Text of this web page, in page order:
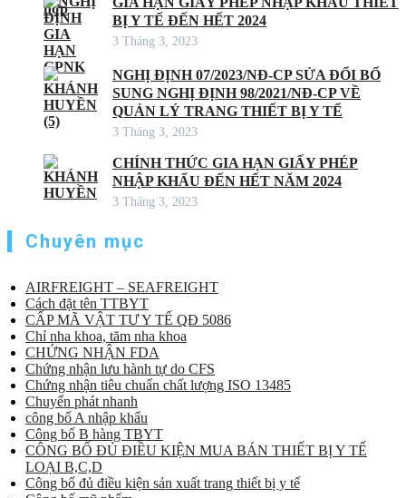
BỊ Y TẾ ĐẾN HẾT 2024
3 Tháng 3, 2023
NGHỊ ĐỊNH 07/2023/NĐ-CP SỬA ĐỔI BỔ
SUNG NGHỊ ĐỊNH 98/2021/NĐ-CP VỀ
QUẢN LÝ TRANG THIẾT BỊ Y TẾ
3 Tháng 3, 2023
CHÍNH THỨC GIA HẠN GIẤY PHÉP
NHẬP KHẨU ĐẾN HẾT NĂM 2024
3 Tháng 3, 2023
Chuyên mục
AIRFREIGHT – SEAFREIGHT
Cách đặt tên TTBYT
CẤP MÃ VẬT TƯ Y TẾ QĐ 5086
Chỉ nha khoa, tăm nha khoa
CHỨNG NHẬN FDA
Chứng nhận lưu hành tự do CFS
Chứng nhận tiêu chuẩn chất lượng ISO 13485
Chuyển phát nhanh
công bố A nhập khẩu
Công bố B hàng TBYT
CÔNG BỐ ĐỦ ĐIỀU KIỆN MUA BÁN THIẾT BỊ Y TẾ
LOẠI B,C,D
Công bố đủ điều kiện sản xuất trang thiết bị y tế